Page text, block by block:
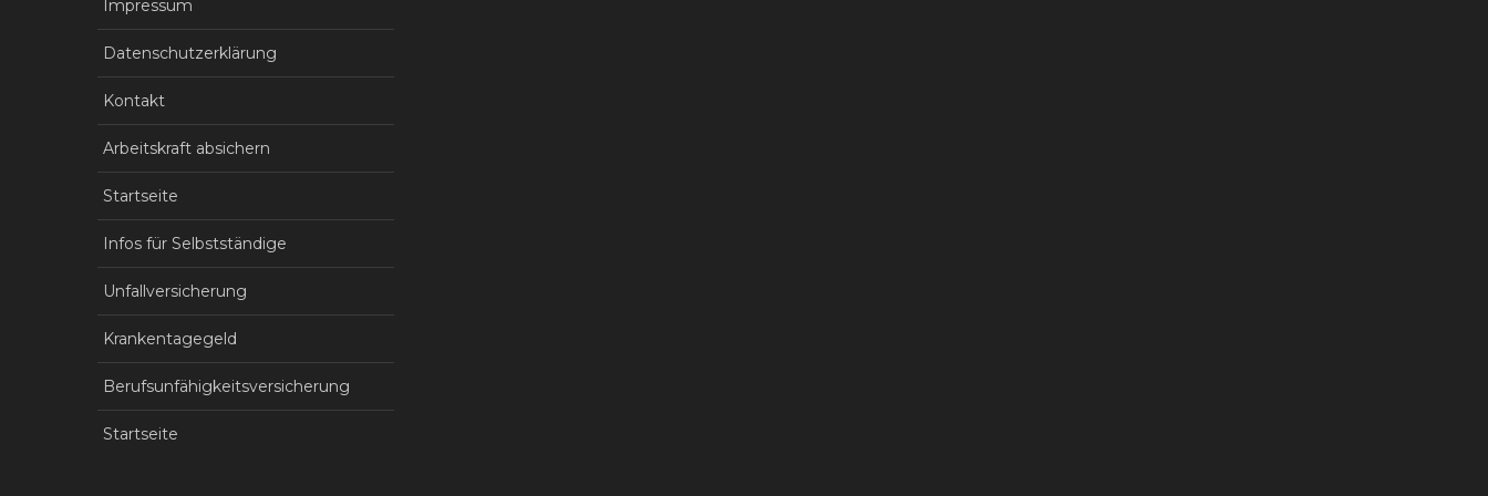
Impressum
Datenschutzerklärung
Kontakt
Arbeitskraft absichern
Startseite
Infos für Selbstständige
Unfallversicherung
Krankentagegeld
Berufsunfähigkeitsversicherung
Startseite